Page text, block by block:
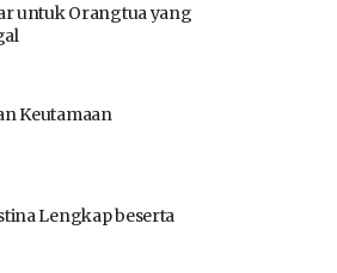
untuk Orangtua yang
Keutamaan
Lengkap beserta